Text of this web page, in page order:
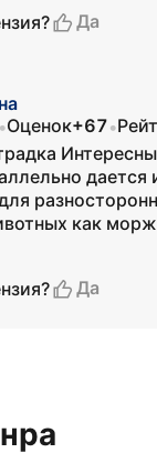
Да
•Оценок+67•
как
Да